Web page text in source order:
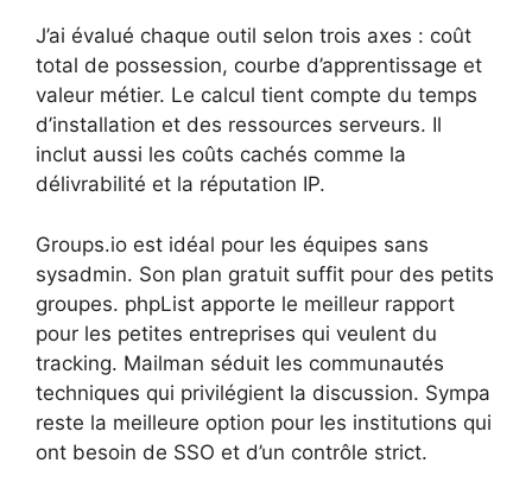
J’ai évalué chaque outil selon trois axes : coût
total de possession, courbe d’apprentissage et
valeur métier. Le calcul tient compte du temps
d’installation et des ressources serveurs. Il
inclut aussi les coûts cachés comme la
délivrabilité et la réputation IP.
Groups.io est idéal pour les équipes sans
sysadmin. Son plan gratuit suffit pour des petits
groupes. phpList apporte le meilleur rapport
pour les petites entreprises qui veulent du
tracking. Mailman séduit les communautés
techniques qui privilégient la discussion. Sympa
reste la meilleure option pour les institutions qui
ont besoin de SSO et d’un contrôle strict.